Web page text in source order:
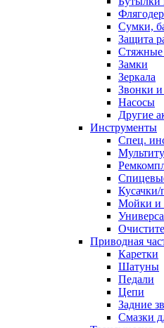
Сумки,
Защита
Стяжные
Замки
Зеркала
Звонки
Насосы
Другие
Инструменты
Спец.
Кусачки/
Мойки и
Приводная
Каретки
Шатуны
Педали
Цепи
Задние
Смазки